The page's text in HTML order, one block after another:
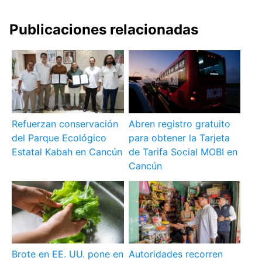
Publicaciones relacionadas
Refuerzan conservación
del Parque Ecológico
Estatal Kabah en Cancún
Abren registro gratuito
para obtener la Tarjeta
de Tarifa Social MOBI en
Cancún
Brote en EE. UU. pone en Autoridades recorren